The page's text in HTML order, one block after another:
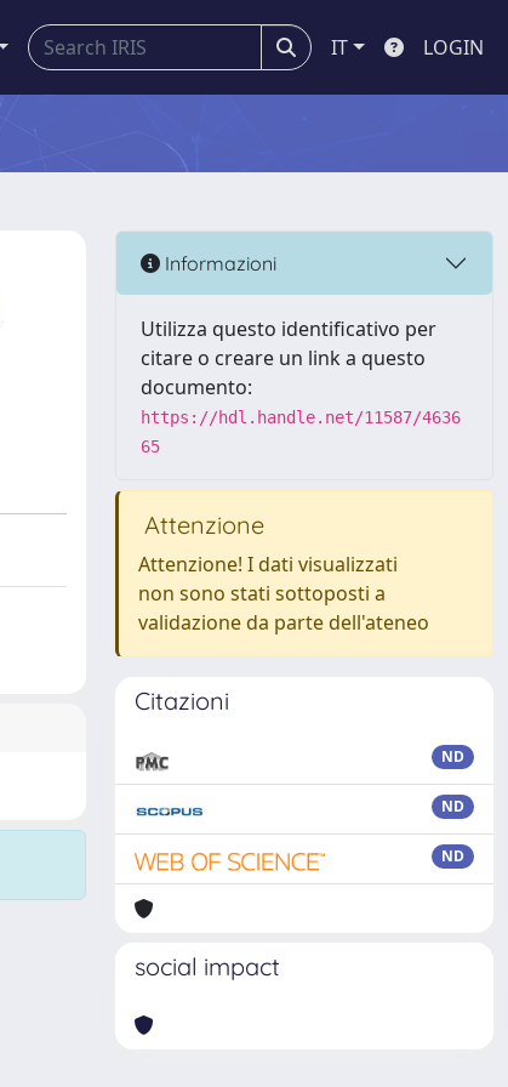
IT LOGIN
Informazioni
Utilizza questo identificativo per
citare o creare un link a questo
documento:
https://hdl.handle.net/11587/4636
65
Attenzione
Attenzione! I dati visualizzati
non sono stati sottoposti a
validazione da parte dell'ateneo
Citazioni
ND
ND
ND
social impact